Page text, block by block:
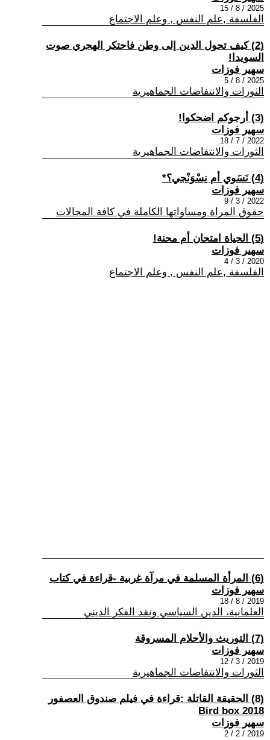
2025 / 8 / 15
الفلسفة ,علم النفس , وعلم الاجتماع
(2) كيف تحول الدين إلى وطن فاحتكر الهجري صوت
السويدا!
سهير فوزات
2025 / 8 / 5
الثورات والانتفاضات الجماهيرية
(3) أرجوكم اضحكوا!
سهير فوزات
2022 / 7 / 18
الثورات والانتفاضات الجماهيرية
(4) نَسَوي أم نِسْوَنْجي؟*
سهير فوزات
2022 / 3 / 9
حقوق المراة ومساواتها الكاملة في كافة المجالات
(5) الحياة امتحان أم محنة!
سهير فوزات
2020 / 3 / 4
الفلسفة ,علم النفس , وعلم الاجتماع
(6) المرأة المسلمة في مرآة غربية -قراءة في كتاب
سهير فوزات
2019 / 8 / 18
العلمانية، الدين السياسي ونقد الفكر الديني
(7) التوريث والأحلام المسروقة
سهير فوزات
2019 / 3 / 12
الثورات والانتفاضات الجماهيرية
(8) الحقيقة القاتلة :قراءة في فيلم صندوق العصفور
Bird box 2018
سهير فوزات
2019 / 2 / 2